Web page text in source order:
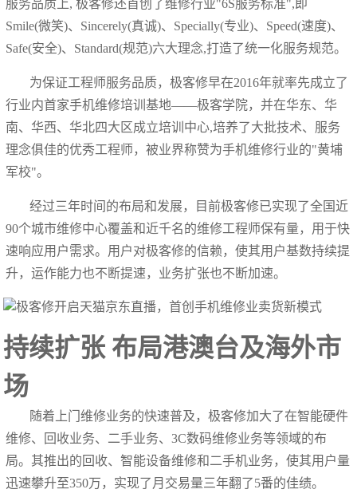
服务品质上, 极客修还首创了维修行业"6S服务标准",即
Smile(微笑)、Sincerely(真诚)、Specially(专业)、Speed(速度)、
Safe(安全)、Standard(规范)六大理念,打造了统一化服务规范。
为保证工程师服务品质，极客修早在2016年就率先成立了
行业内首家手机维修培训基地——极客学院，并在华东、华
南、华西、华北四大区成立培训中心,培养了大批技术、服务
理念俱佳的优秀工程师，被业界称赞为手机维修行业的"黄埔
军校"。
经过三年时间的布局和发展，目前极客修已实现了全国近
90个城市维修中心覆盖和近千名的维修工程师保有量，用于快
速响应用户需求。用户对极客修的信赖，使其用户基数持续提
升，运作能力也不断提速，业务扩张也不断加速。
持续扩张 布局港澳台及海外市
场
随着上门维修业务的快速普及，极客修加大了在智能硬件
维修、回收业务、二手业务、3C数码维修业务等领域的布
局。其推出的回收、智能设备维修和二手机业务，使其用户量
迅速攀升至350万，实现了月交易量三年翻了5番的佳绩。